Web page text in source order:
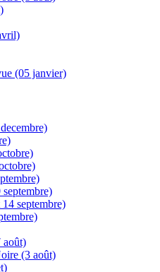
(05 janvier)
septembre)
août)
(3 août)